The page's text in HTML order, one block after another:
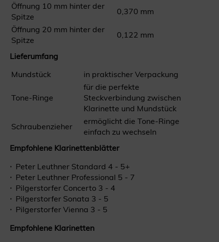
Öffnung 10 mm hinter der
Spitze
0,370 mm
Öffnung 20 mm hinter der
Spitze
0,122 mm
Lieferumfang
Mundstück
in praktischer Verpackung
Tone-Ringe
für die perfekte
Steckverbindung zwischen
Klarinette und Mundstück
Schraubenzieher
ermöglicht die Tone-Ringe
einfach zu wechseln
Empfohlene Klarinettenblätter
Peter Leuthner Standard 4 - 5+
Peter Leuthner Professional 5 - 7
Pilgerstorfer Concerto 3 - 4
Pilgerstorfer Sonata 3 - 5
Pilgerstorfer Vienna 3 - 5
Empfohlene Klarinetten